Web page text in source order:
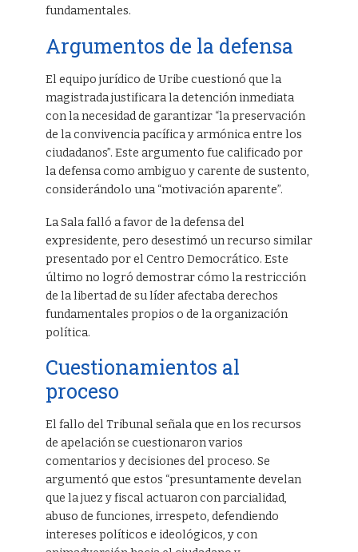
fundamentales.
Argumentos de la defensa
El equipo jurídico de Uribe cuestionó que la
magistrada justificara la detención inmediata
con la necesidad de garantizar “la preservación
de la convivencia pacífica y armónica entre los
ciudadanos”. Este argumento fue calificado por
la defensa como ambiguo y carente de sustento,
considerándolo una “motivación aparente”.
La Sala falló a favor de la defensa del
expresidente, pero desestimó un recurso similar
presentado por el Centro Democrático. Este
último no logró demostrar cómo la restricción
de la libertad de su líder afectaba derechos
fundamentales propios o de la organización
política.
Cuestionamientos al
proceso
El fallo del Tribunal señala que en los recursos
de apelación se cuestionaron varios
comentarios y decisiones del proceso. Se
argumentó que estos “presuntamente develan
que la juez y fiscal actuaron con parcialidad,
abuso de funciones, irrespeto, defendiendo
intereses políticos e ideológicos, y con